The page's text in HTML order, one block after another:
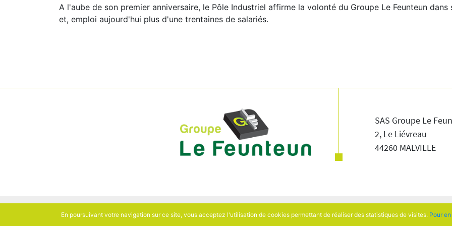
En poursuivant votre navigation sur ce site, vous acceptez l'utilisation de cookies permettant de réaliser des statistiques de visites. Pour
A l'aube de son premier anniversaire, le Pôle Industriel affirme la volonté du Groupe Le Feunteun
et, emploi aujourd'hui plus d'une trentaines de salariés.
SAS Groupe Le
2, Le Liévreau
44260 MALVILLE
Mentions Légales-Politique de confidentialité-